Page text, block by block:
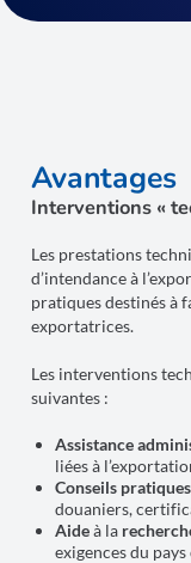
Avantages
Interventions «
Les prestations
d’intendance à
pratiques destinés à
exportatrices.
Les interventions
suivantes :
Assistance
liées à
Conseils pratiques
douaniers,
Aideà la
exigences du